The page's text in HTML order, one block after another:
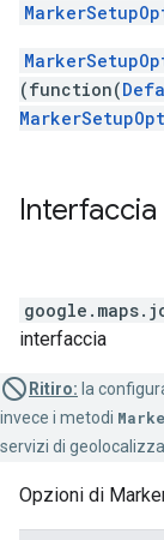
(function(
Interfaccia
interfaccia
Ritiro: la
invece i metodi
servizi di
Opzioni di